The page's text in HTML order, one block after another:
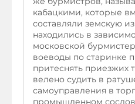
кабацкими, которые
составляли земскую
находились в
московской
воеводы по старинке
притеснять приезжих
велено судить в
самоуправления в
промышленном